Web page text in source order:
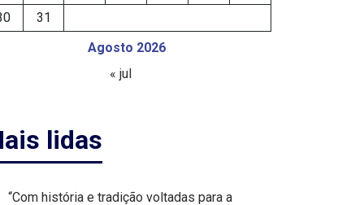
Agosto 2026
31
« jul
lidas
“Com história e tradição voltadas para a